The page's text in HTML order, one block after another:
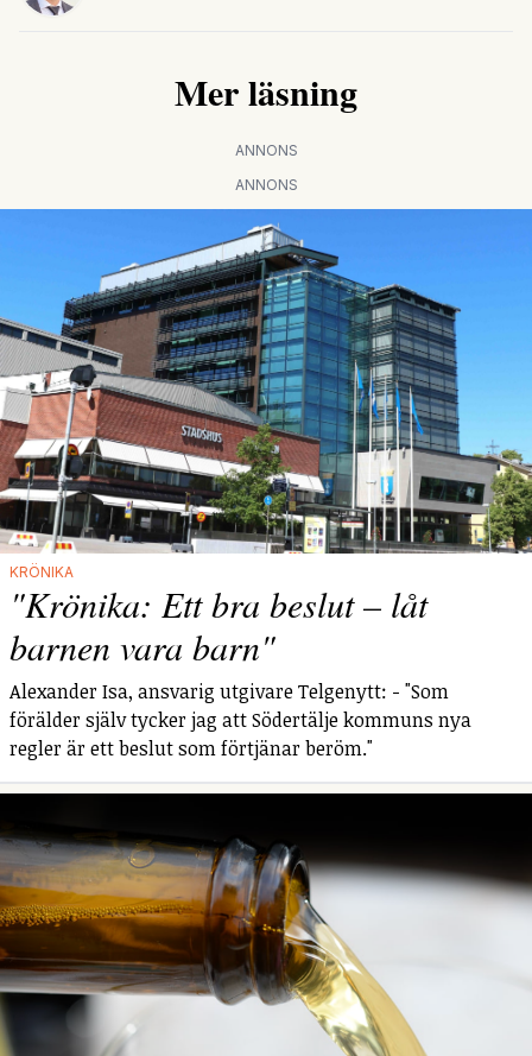
Mer läsning
ANNONS
ANNONS
KRÖNIKA
"Krönika: Ett bra beslut – låt
barnen vara barn"
Alexander Isa, ansvarig utgivare Telgenytt: - "Som
förälder själv tycker jag att Södertälje kommuns nya
regler är ett beslut som förtjänar beröm."